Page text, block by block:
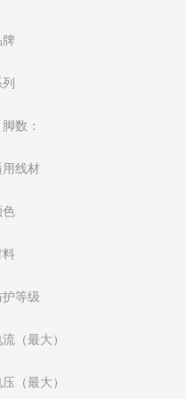
牌
数：
用线材
色
料
护等级
（最大）
（最大）